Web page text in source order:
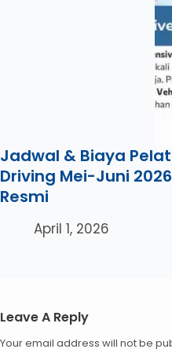
Jadwal & Biaya
Driving Mei-Juni
Resmi
April 1, 2026
Leave A Reply
Your email address will not be